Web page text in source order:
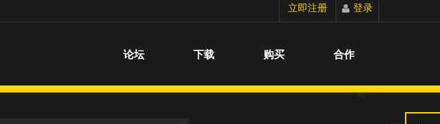
切换到宽版立即注册 登录
论坛 下载 购买 合作